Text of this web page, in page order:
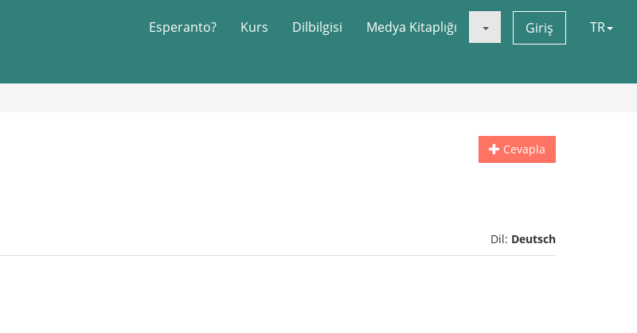
Esperanto? Kurs Dilbilgisi Medya Kitaplığı Giriş TR
Cevapla
Dil: Deutsch